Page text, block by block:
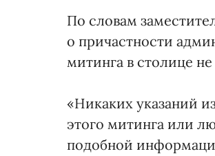
По словам
о причастности
митинга в столице не
«Никаких указаний
этого митинга или
подобной